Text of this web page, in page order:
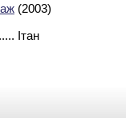
(2003)
..... Ітан